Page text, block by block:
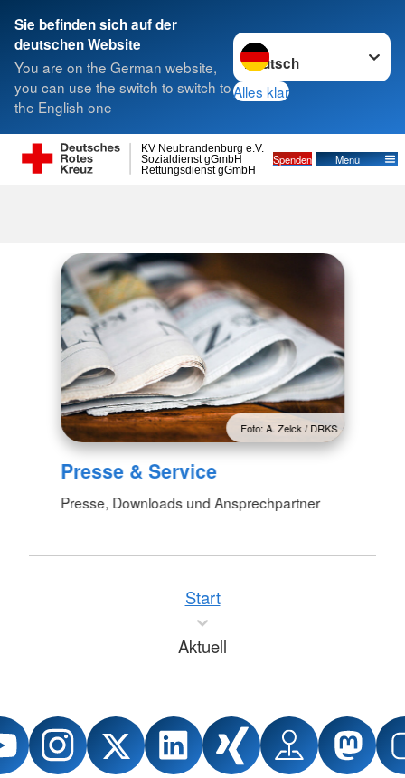
Sie befinden sich auf der
deutschen Website
You are on the German website,
you can use the switch to switch to
the English one
Sprache wechseln zu
Alles klar
Rettungsdienst gGmbH
Sozialdienst gGmbH
KV Neubrandenburg e.V.
Spenden Menü
Suche
Foto: A. Zelck / DRKS
Presse & Service
Presse, Downloads und Ansprechpartner
Start
Aktuell